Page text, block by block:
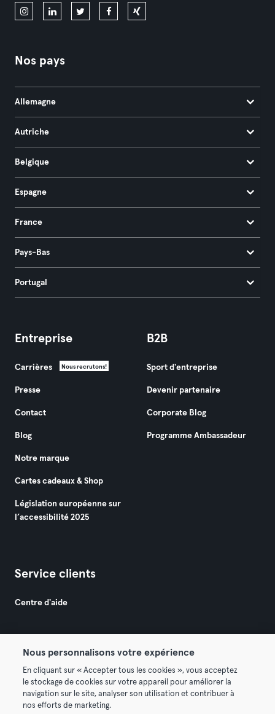
Nos pays
Allemagne
Autriche
Belgique
Espagne
France
Pays-Bas
Portugal
Entreprise
Carrières Nous recrutons!
Presse
Contact
Blog
Notre marque
Cartes cadeaux & Shop
Législation européenne sur
l’accessibilité 2025
B2B
Sport d'entreprise
Devenir partenaire
Corporate Blog
Programme Ambassadeur
Service clients
Centre d'aide
© 2026 Urban Sports Group GmbH. All rights reserved.
Conditions générales
Nous personnalisons votre expérience
En cliquant sur « Accepter tous les cookies », vous acceptez
le stockage de cookies sur votre appareil pour améliorer la
navigation sur le site, analyser son utilisation et contribuer à
nos efforts de marketing.